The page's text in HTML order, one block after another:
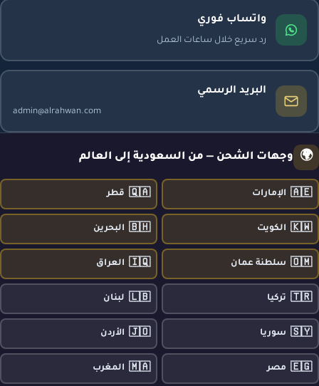
واتساب فوري
رد سريع خلال ساعات العمل
البريد الرسمي
admin@alrahwan.com
🌍 وجهات الشحن — من السعودية إلى العالم
🇦🇪 الإمارات 🇶🇦 قطر
🇰🇼 الكويت 🇧🇭 البحرين
🇴🇲 سلطنة عمان 🇮🇶 العراق
🇹🇷 تركيا 🇱🇧 لبنان
🇸🇾 سوريا 🇯🇴 الأردن
🇪🇬 مصر 🇲🇦 المغرب